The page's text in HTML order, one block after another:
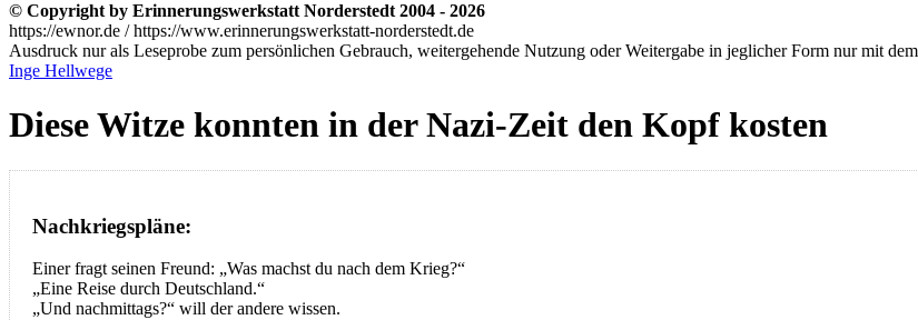
© Copyright by Erinnerungswerkstatt Norderstedt 2004 - 2026
https://ewnor.de / https://www.erinnerungswerkstatt-norderstedt.de
Ausdruck nur als Leseprobe zum persönlichen Gebrauch, weitergehende Nutzung oder Weitergabe in jeglicher Form nur mit
Inge Hellwege
Diese Witze konnten in der Nazi-Zeit den Kopf kosten
Nachkriegspläne:
Einer fragt seinen Freund:
Was machst du nach dem Krieg?
Eine Reise durch Deutschland.
Und nachmittags?
will der andere wissen.